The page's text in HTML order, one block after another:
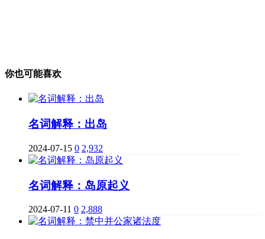
你也可能喜欢
名词解释：出岛
2024-07-15 0 2,932
名词解释：岛原起义
2024-07-11 0 2,888